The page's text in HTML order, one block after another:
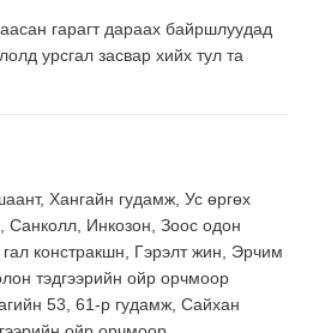
гарагт дараах байршлуудад
урсгал засвар хийх тул та
Хангайн гудамж, Ус өргөх
Санколл, Инкозон, Зоос одон
констракшн, Гэрэлт жин, Эрчим
тэдгээрийн ойр орчмоор
53, 61-р гудамж, Сайхан